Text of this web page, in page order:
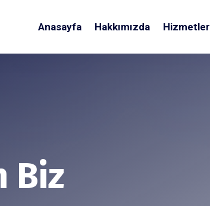
Anasayfa Hakkımızda Hizmetler
Biz